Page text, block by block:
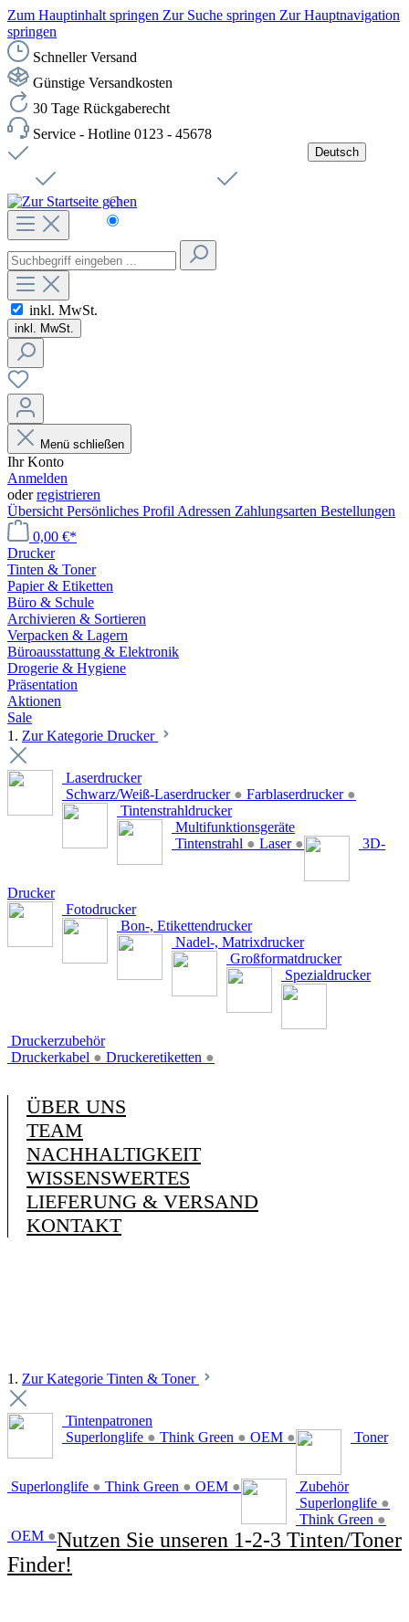
Zum Hauptinhalt springen Zur Suche springen Zur Hauptnavigation
springen
Schneller Versand
Günstige Versandkosten
30 Tage Rückgaberecht
Service - Hotline 0123 - 45678
Deutsch
Čeština
inkl. MwSt.
inkl. MwSt.
Menü schließen
Ihr Konto
Anmelden
oderregistrieren
Übersicht Persönliches Profil Adressen Zahlungsarten Bestellungen
0,00 €*
Drucker
Tinten & Toner
Papier & Etiketten
Büro & Schule
Archivieren & Sortieren
Verpacken & Lagern
Büroausstattung & Elektronik
Drogerie & Hygiene
Präsentation
Aktionen
Sale
1. Zur Kategorie Drucker
Laserdrucker
Schwarz/Weiß-Laserdrucker ● Farblaserdrucker ●
Tintenstrahldrucker
Multifunktionsgeräte
Tintenstrahl ● Laser ● 3D-
Drucker
Fotodrucker
Bon-, Etikettendrucker
Nadel-, Matrixdrucker
Großformatdrucker
Spezialdrucker
Druckerzubehör
Druckerkabel ● Druckeretiketten ●
ÜBER UNS
TEAM
NACHHALTIGKEIT
WISSENSWERTES
LIEFERUNG & VERSAND
KONTAKT
1. Zur Kategorie Tinten & Toner
Tintenpatronen
Superlonglife ● Think Green ● OEM ● Toner
Superlonglife ● Think Green ● OEM ●
Zubehör
Superlonglife ●
Think Green ●
OEM ●Nutzen Sie unseren 1-2-3 Tinten/Toner
Finder!